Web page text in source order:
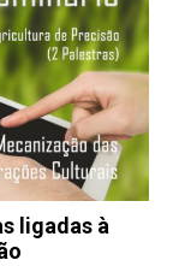
ligadas à